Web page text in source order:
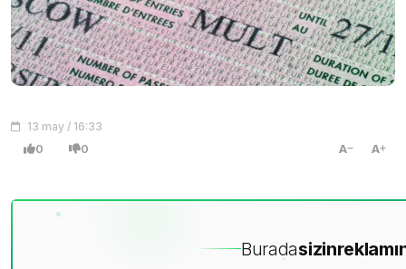
13 may / 16:33
0 0 A A
Buradasizin